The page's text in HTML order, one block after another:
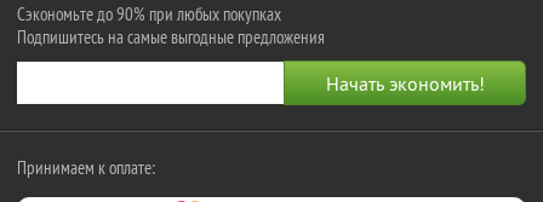
Сэкономьте до 90% при любых покупках
Подпишитесь на самые выгодные предложения
Принимаем к оплате: